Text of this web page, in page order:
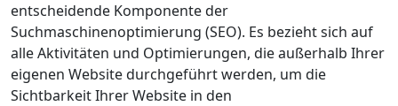
entscheidende Komponente der
Suchmaschinenoptimierung (SEO). Es bezieht sich auf
alle Aktivitäten und Optimierungen, die außerhalb Ihrer
eigenen Website durchgeführt werden, um die
Sichtbarkeit Ihrer Website in den